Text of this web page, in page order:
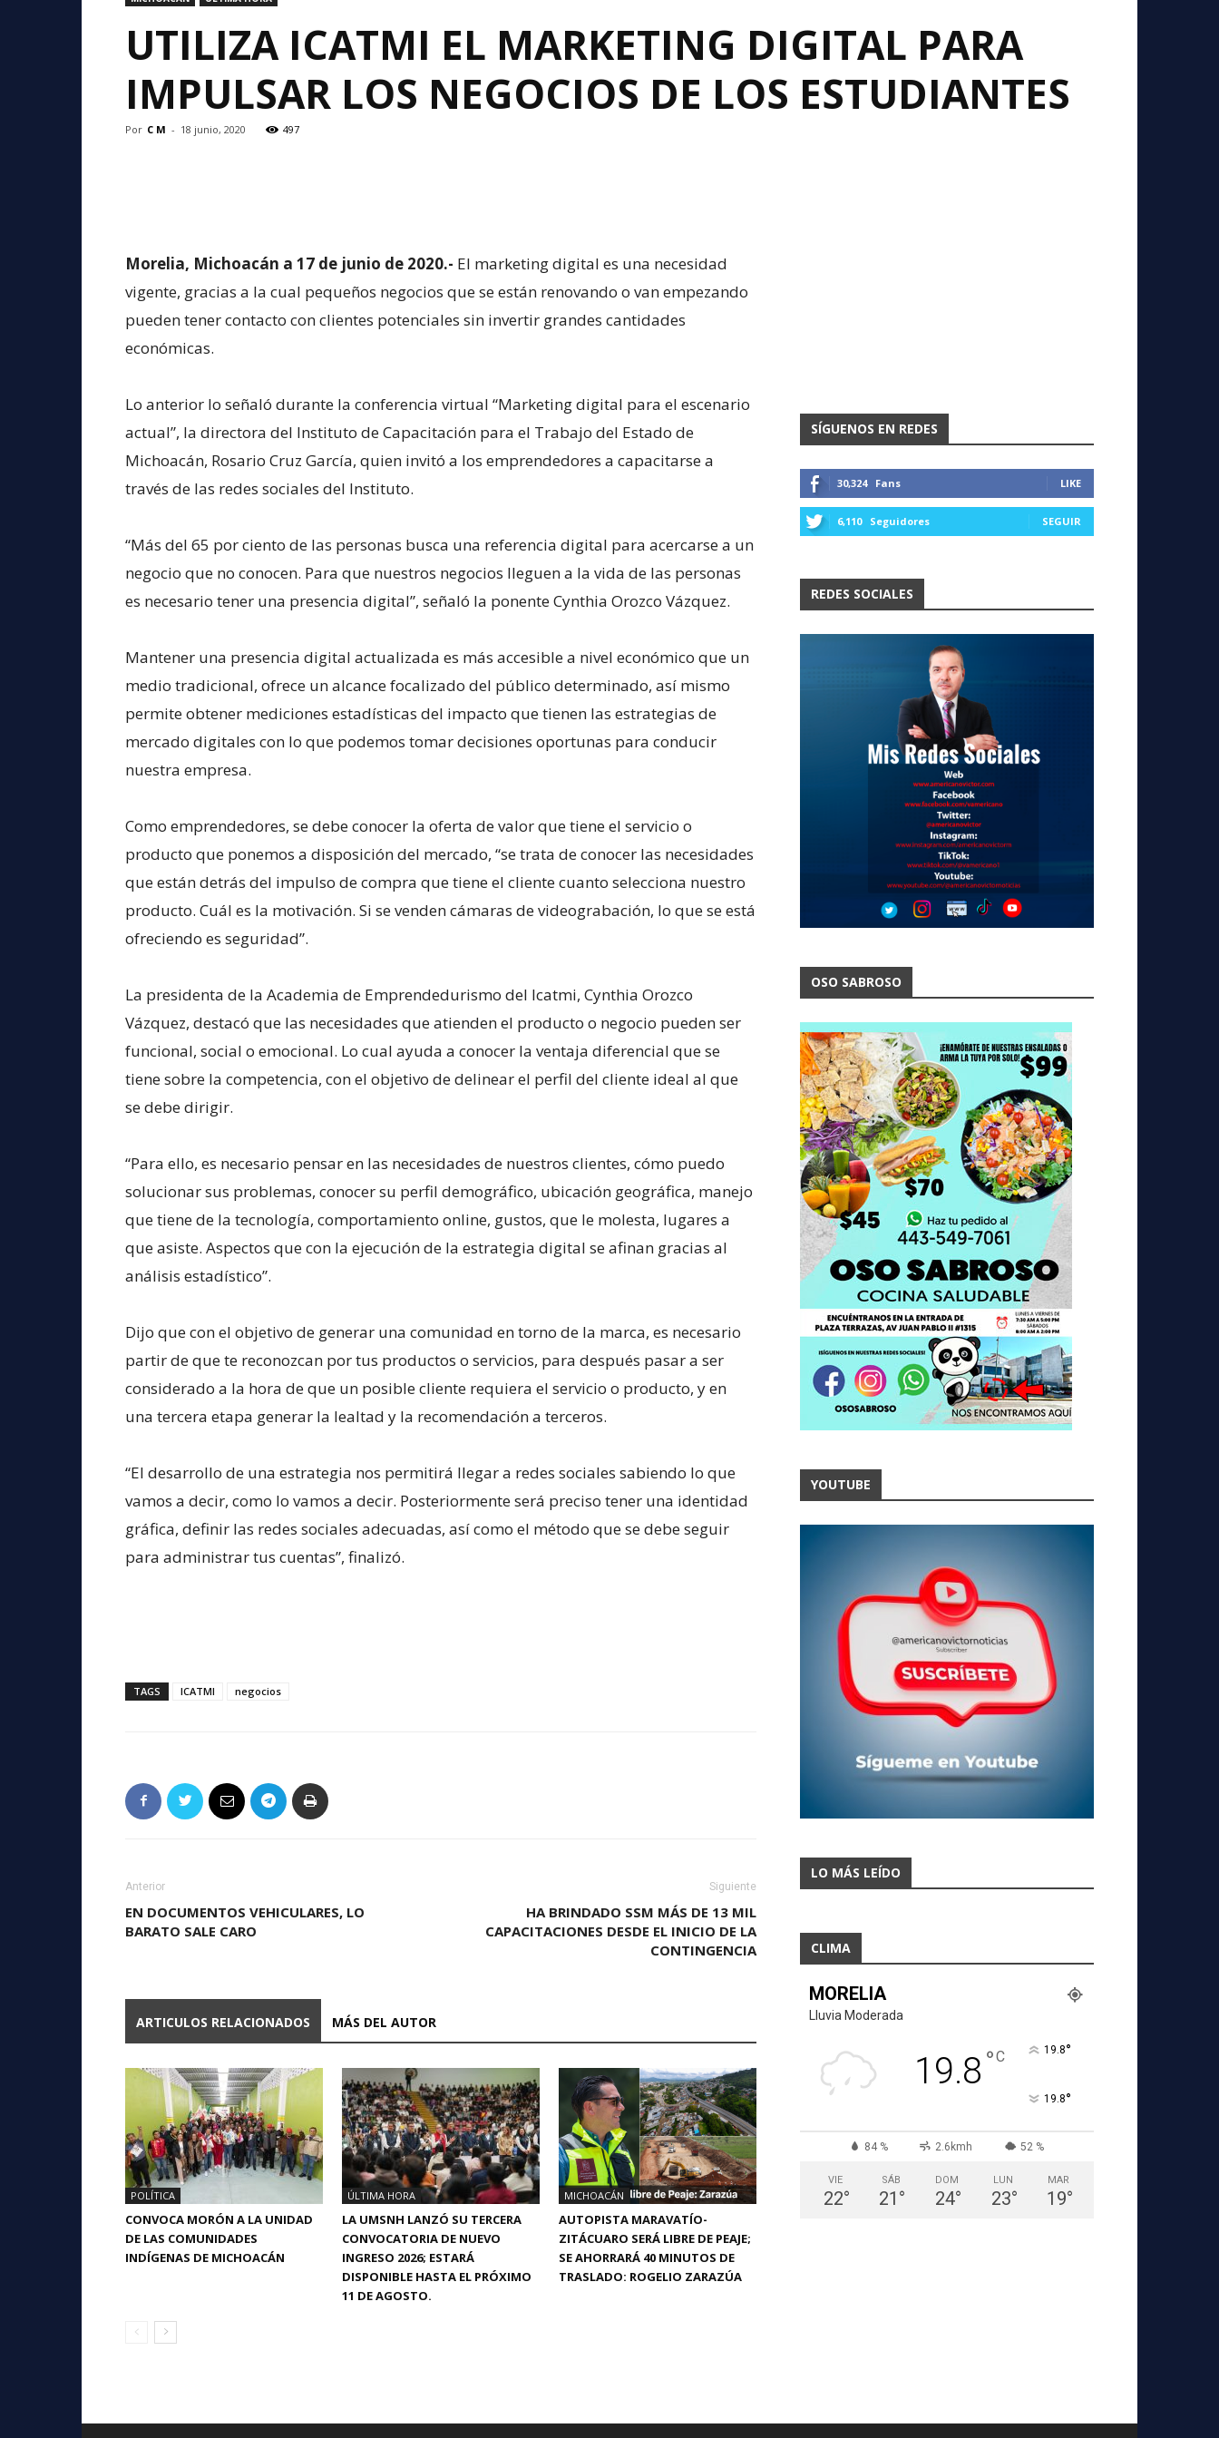
UTILIZA ICATMI EL MARKETING DIGITAL PARA
IMPULSAR LOS NEGOCIOS DE LOS ESTUDIANTES
Por C M - 18 junio, 2020 497
Morelia, Michoacán a 17 de junio de 2020.- El marketing digital es una necesidad
vigente, gracias a la cual pequeños negocios que se están renovando o van empezando
pueden tener contacto con clientes potenciales sin invertir grandes cantidades
económicas.
Lo anterior lo señaló durante la conferencia virtual “Marketing digital para el escenario
actual”, la directora del Instituto de Capacitación para el Trabajo del Estado de
Michoacán, Rosario Cruz García, quien invitó a los emprendedores a capacitarse a
través de las redes sociales del Instituto.
“Más del 65 por ciento de las personas busca una referencia digital para acercarse a un
negocio que no conocen. Para que nuestros negocios lleguen a la vida de las personas
es necesario tener una presencia digital”, señaló la ponente Cynthia Orozco Vázquez.
Mantener una presencia digital actualizada es más accesible a nivel económico que un
medio tradicional, ofrece un alcance focalizado del público determinado, así mismo
permite obtener mediciones estadísticas del impacto que tienen las estrategias de
mercado digitales con lo que podemos tomar decisiones oportunas para conducir
nuestra empresa.
Como emprendedores, se debe conocer la oferta de valor que tiene el servicio o
producto que ponemos a disposición del mercado, “se trata de conocer las necesidades
que están detrás del impulso de compra que tiene el cliente cuanto selecciona nuestro
producto. Cuál es la motivación. Si se venden cámaras de videograbación, lo que se está
ofreciendo es seguridad”.
La presidenta de la Academia de Emprendedurismo del Icatmi, Cynthia Orozco
Vázquez, destacó que las necesidades que atienden el producto o negocio pueden ser
funcional, social o emocional. Lo cual ayuda a conocer la ventaja diferencial que se
tiene sobre la competencia, con el objetivo de delinear el perfil del cliente ideal al que
se debe dirigir.
“Para ello, es necesario pensar en las necesidades de nuestros clientes, cómo puedo
solucionar sus problemas, conocer su perfil demográfico, ubicación geográfica, manejo
que tiene de la tecnología, comportamiento online, gustos, que le molesta, lugares a
que asiste. Aspectos que con la ejecución de la estrategia digital se afinan gracias al
análisis estadístico”.
Dijo que con el objetivo de generar una comunidad en torno de la marca, es necesario
partir de que te reconozcan por tus productos o servicios, para después pasar a ser
considerado a la hora de que un posible cliente requiera el servicio o producto, y en
una tercera etapa generar la lealtad y la recomendación a terceros.
“El desarrollo de una estrategia nos permitirá llegar a redes sociales sabiendo lo que
vamos a decir, como lo vamos a decir. Posteriormente será preciso tener una identidad
gráfica, definir las redes sociales adecuadas, así como el método que se debe seguir
para administrar tus cuentas”, finalizó.
TAGS ICATMI negocios
Anterior
EN DOCUMENTOS VEHICULARES, LO
BARATO SALE CARO
Siguiente
HA BRINDADO SSM MÁS DE 13 MIL
CAPACITACIONES DESDE EL INICIO DE LA
CONTINGENCIA
ARTICULOS RELACIONADOS MÁS DEL AUTOR
POLÍTICA
CONVOCA MORÓN A LA UNIDAD
DE LAS COMUNIDADES
INDÍGENAS DE MICHOACÁN
ÚLTIMA HORA
LA UMSNH LANZÓ SU TERCERA
CONVOCATORIA DE NUEVO
INGRESO 2026; ESTARÁ
DISPONIBLE HASTA EL PRÓXIMO
11 DE AGOSTO.
MICHOACÁN
AUTOPISTA MARAVATÍO-
ZITÁCUARO SERÁ LIBRE DE PEAJE;
SE AHORRARÁ 40 MINUTOS DE
TRASLADO: ROGELIO ZARAZÚA
SÍGUENOS EN REDES
30,324 Fans LIKE
6,110 Seguidores SEGUIR
REDES SOCIALES
OSO SABROSO
YOUTUBE
LO MÁS LEÍDO
CLIMA
MORELIA
Lluvia Moderada
19.8 °C 19.8°
19.8°
84 % 2.6kmh 52 %
VIE
22°
SÁB
21 °
DOM
24°
LUN
23°
MAR
19°